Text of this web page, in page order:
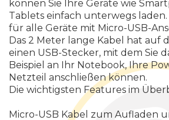
können Sie Ihre Geräte wie
Tablets einfach unterwegs laden.
für alle Geräte mit Micro-USB-
Das 2 Meter lange Kabel hat auf
einen USB-Stecker, mit dem Sie
Beispiel an Ihr Notebook, Ihre
Netzteil anschließen können.
Die wichtigsten Features im
Micro-USB Kabel zum Aufladen